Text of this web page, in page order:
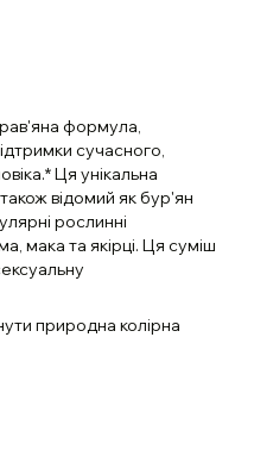
формула,
сучасного,
Ця унікальна
відомий як бур'ян
рослинні
мака та якірці. Ця суміш
природна колірна